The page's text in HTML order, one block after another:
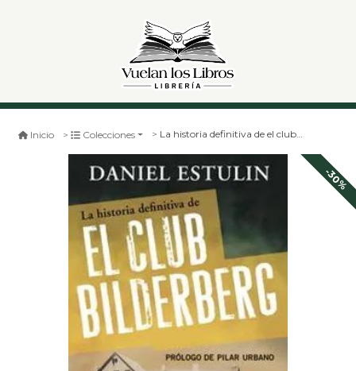
Inicio Colecciones La historia definitiva de el club bilderberg
-30%